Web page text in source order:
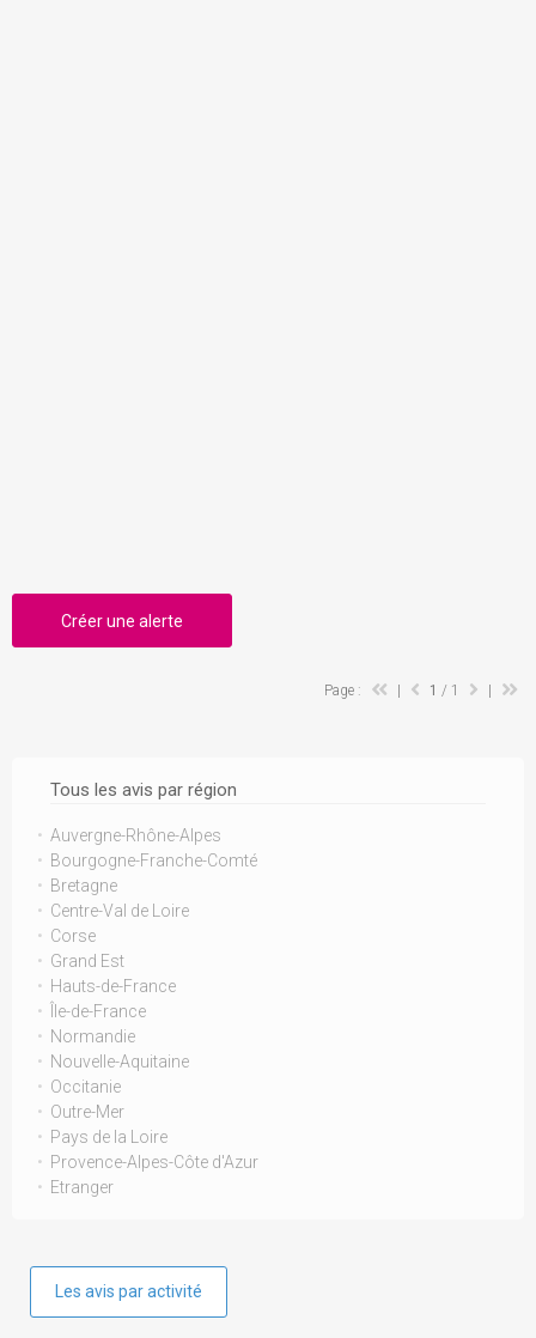
Tous les avis par région
Auvergne-Rhône-Alpes
Bourgogne-Franche-Comté
Bretagne
Centre-Val de Loire
Corse
Grand Est
Hauts-de-France
Île-de-France
Normandie
Nouvelle-Aquitaine
Occitanie
Outre-Mer
Pays de la Loire
Provence-Alpes-Côte d'Azur
Etranger
Les avis par activité
Créer une alerte
Page : 1 / 1